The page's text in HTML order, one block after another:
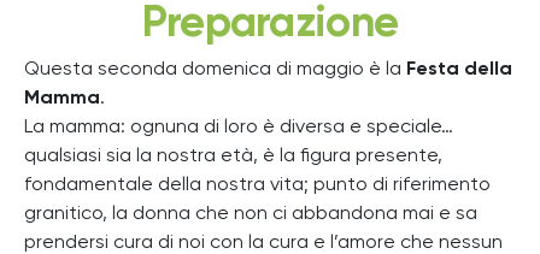
Preparazione
Questa seconda domenica di maggio è la Festa della
Mamma.
La mamma: ognuna di loro è diversa e speciale…
qualsiasi sia la nostra età, è la figura presente,
fondamentale della nostra vita; punto di riferimento
granitico, la donna che non ci abbandona mai e sa
prendersi cura di noi con la cura e l’amore che nessun